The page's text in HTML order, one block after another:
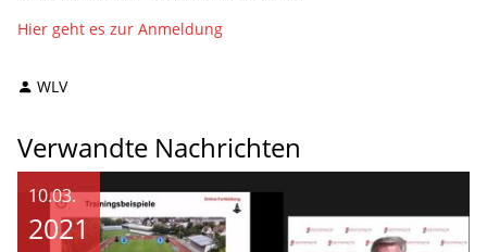
Hier geht es zur Anmeldung
WLV
Verwandte Nachrichten
10.03.
2021